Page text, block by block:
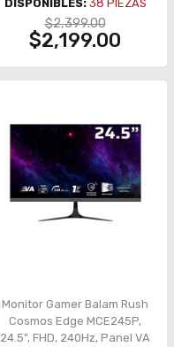
HDMI/DisplayPort –
GS25F2A
DISPONIBLES: 38 PIEZAS
$2,399.00
$2,199.00
Monitor Gamer Balam Rush
Cosmos Edge MCE245P,
24.5", FHD, 240Hz, Panel VA